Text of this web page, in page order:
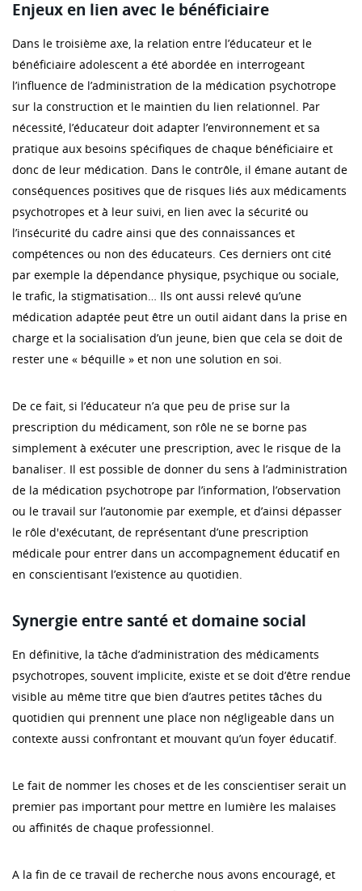
Enjeux en lien avec le bénéficiaire
Dans le troisième axe, la relation entre l’éducateur et le
bénéficiaire adolescent a été abordée en interrogeant
l’influence de l’administration de la médication psychotrope
sur la construction et le maintien du lien relationnel. Par
nécessité, l’éducateur doit adapter l’environnement et sa
pratique aux besoins spécifiques de chaque bénéficiaire et
donc de leur médication. Dans le contrôle, il émane autant de
conséquences positives que de risques liés aux médicaments
psychotropes et à leur suivi, en lien avec la sécurité ou
l’insécurité du cadre ainsi que des connaissances et
compétences ou non des éducateurs. Ces derniers ont cité
par exemple la dépendance physique, psychique ou sociale,
le trafic, la stigmatisation… Ils ont aussi relevé qu’une
médication adaptée peut être un outil aidant dans la prise en
charge et la socialisation d’un jeune, bien que cela se doit de
rester une « béquille » et non une solution en soi.
De ce fait, si l’éducateur n’a que peu de prise sur la
prescription du médicament, son rôle ne se borne pas
simplement à exécuter une prescription, avec le risque de la
banaliser. Il est possible de donner du sens à l’administration
de la médication psychotrope par l’information, l’observation
ou le travail sur l’autonomie par exemple, et d’ainsi dépasser
le rôle d'exécutant, de représentant d’une prescription
médicale pour entrer dans un accompagnement éducatif en
en conscientisant l’existence au quotidien.
Synergie entre santé et domaine social
En définitive, la tâche d’administration des médicaments
psychotropes, souvent implicite, existe et se doit d’être rendue
visible au même titre que bien d’autres petites tâches du
quotidien qui prennent une place non négligeable dans un
contexte aussi confrontant et mouvant qu’un foyer éducatif.
Le fait de nommer les choses et de les conscientiser serait un
premier pas important pour mettre en lumière les malaises
ou affinités de chaque professionnel.
A la fin de ce travail de recherche nous avons encouragé, et